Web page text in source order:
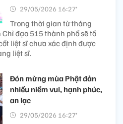
29/05/2026 16:27’
Trong thời gian từ tháng
đạo 515 thành phố sẽ tổ
liệt sĩ chưa xác định được
liệt sĩ.
Đón mừng mùa Phật đản
nhiều niềm vui, hạnh phúc,
an lạc
29/05/2026 16:27’